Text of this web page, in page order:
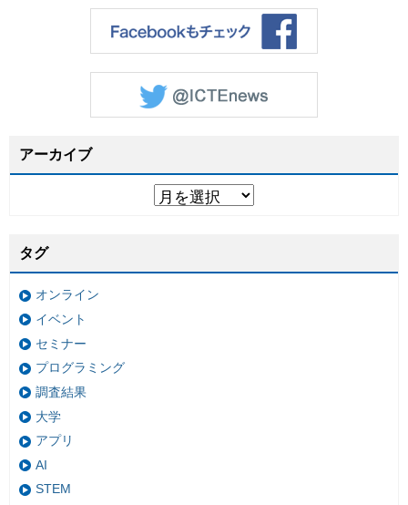
アーカイブ
タグ
オンライン
イベント
セミナー
プログラミング
調査結果
大学
アプリ
AI
STEM